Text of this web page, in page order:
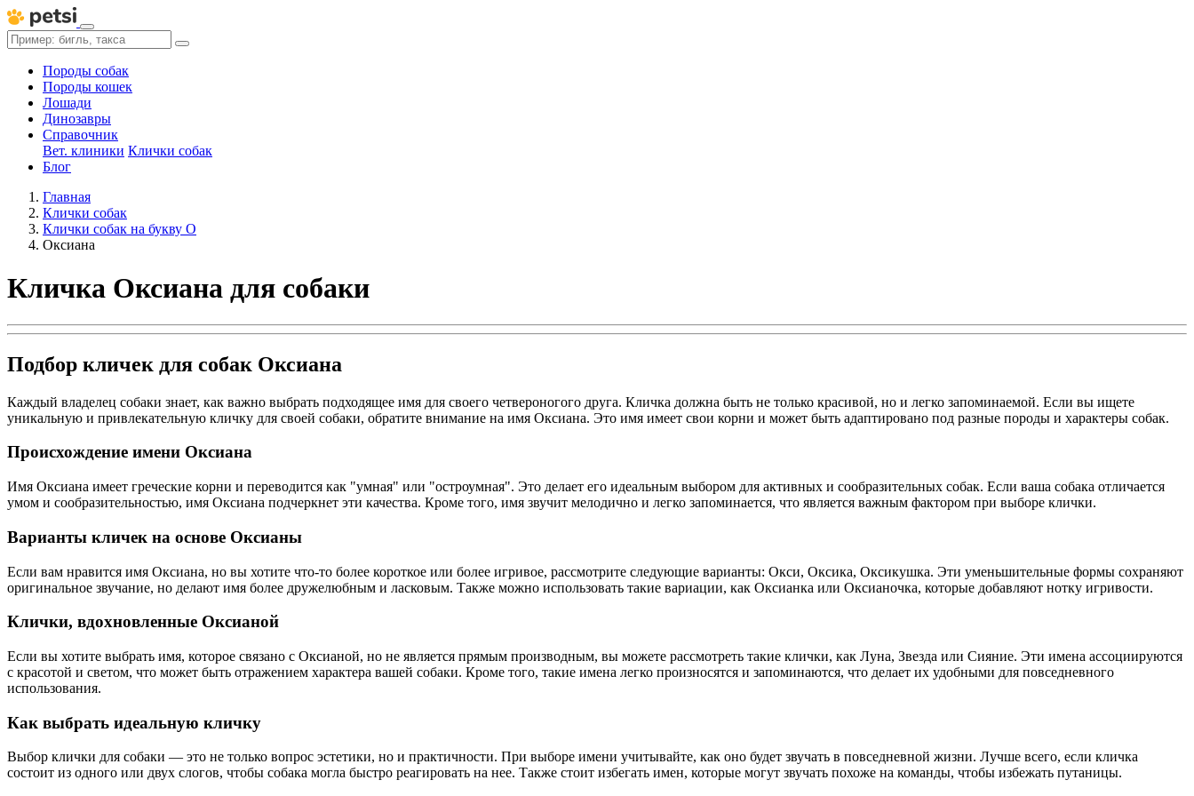
Породы собак
Породы кошек
Лошади
Динозавры
Справочник
Вет. клиники Клички собак
Блог
Главная
Клички собак
Клички собак на букву О
Оксиана
Кличка Оксиана для собаки
Подбор кличек для собак Оксиана
Каждый владелец собаки знает, как важно выбрать подходящее имя для своего четвероногого друга. Кличка должна быть не только красивой, но и легко запоминаемой. Если вы ищете
уникальную и привлекательную кличку для своей собаки, обратите внимание на имя Оксиана. Это имя имеет свои корни и может быть адаптировано под разные породы и характеры собак.
Происхождение имени Оксиана
Имя Оксиана имеет греческие корни и переводится как "умная" или "остроумная". Это делает его идеальным выбором для активных и сообразительных собак. Если ваша собака отличается
умом и сообразительностью, имя Оксиана подчеркнет эти качества. Кроме того, имя звучит мелодично и легко запоминается, что является важным фактором при выборе клички.
Варианты кличек на основе Оксианы
Если вам нравится имя Оксиана, но вы хотите что-то более короткое или более игривое, рассмотрите следующие варианты: Окси, Оксика, Оксикушка. Эти уменьшительные формы сохраняют
оригинальное звучание, но делают имя более дружелюбным и ласковым. Также можно использовать такие вариации, как Оксианка или Оксианочка, которые добавляют нотку игривости.
Клички, вдохновленные Оксианой
Если вы хотите выбрать имя, которое связано с Оксианой, но не является прямым производным, вы можете рассмотреть такие клички, как Луна, Звезда или Сияние. Эти имена ассоциируются
с красотой и светом, что может быть отражением характера вашей собаки. Кроме того, такие имена легко произносятся и запоминаются, что делает их удобными для повседневного
использования.
Как выбрать идеальную кличку
Выбор клички для собаки — это не только вопрос эстетики, но и практичности. При выборе имени учитывайте, как оно будет звучать в повседневной жизни. Лучше всего, если кличка
состоит из одного или двух слогов, чтобы собака могла быстро реагировать на нее. Также стоит избегать имен, которые могут звучать похоже на команды, чтобы избежать путаницы.